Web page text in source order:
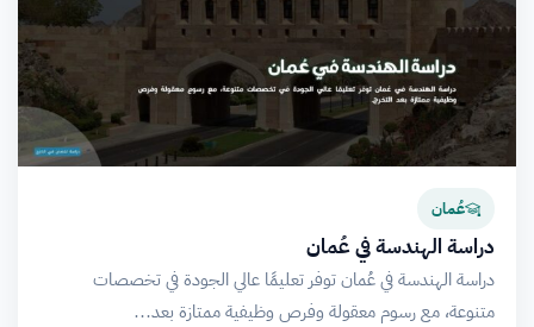
عُمان
دراسة الهندسة في عُمان
دراسة الهندسة في عُمان توفر تعليمًا عالي الجودة في تخصصات
متنوعة، مع رسوم معقولة وفرص وظيفية ممتازة بعد…